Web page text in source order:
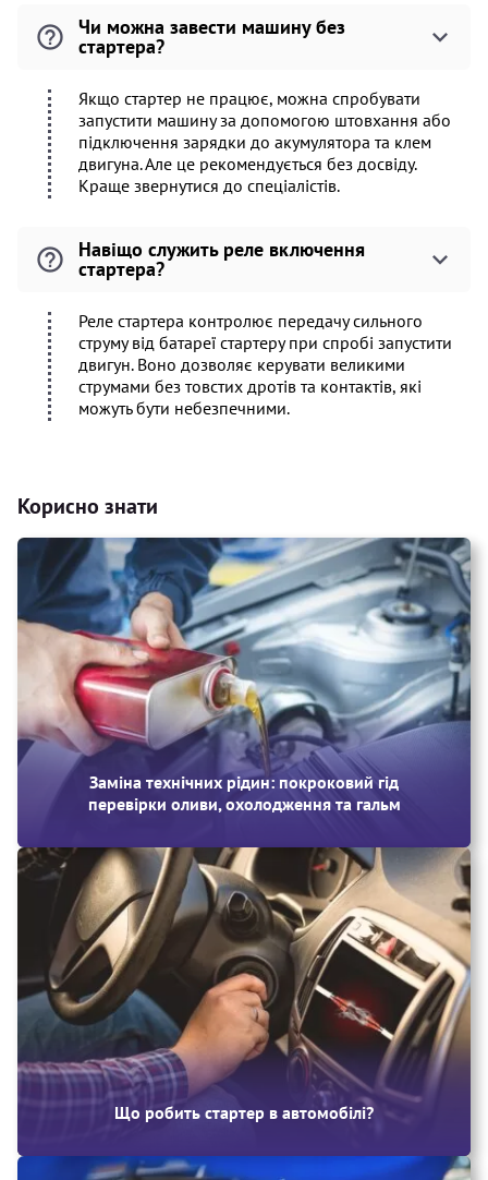
Чи можна завести машину без
стартера?
Якщо стартер не працює, можна спробувати
запустити машину за допомогою штовхання або
підключення зарядки до акумулятора та клем
двигуна. Але це рекомендується без досвіду.
Краще звернутися до спеціалістів.
Навіщо служить реле включення
стартера?
Реле стартера контролює передачу сильного
струму від батареї стартеру при спробі запустити
двигун. Воно дозволяє керувати великими
струмами без товстих дротів та контактів, які
можуть бути небезпечними.
Корисно знати
Заміна технічних рідин: покроковий гід
перевірки оливи, охолодження та гальм
Що робить стартер в автомобілі?